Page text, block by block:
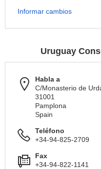
Informar cambios
Uruguay
Habla a
C/Monasterio de
31001
Pamplona
Spain
Teléfono
+34-94-825-2709
Fax
+34-94-822-1141